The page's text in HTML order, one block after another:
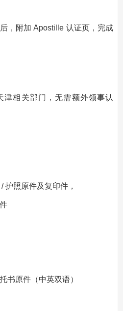
，附加 Apostille 认证页，完成
津相关部门，无需额外领事认
护照原件及复印件，
书原件（中英双语）